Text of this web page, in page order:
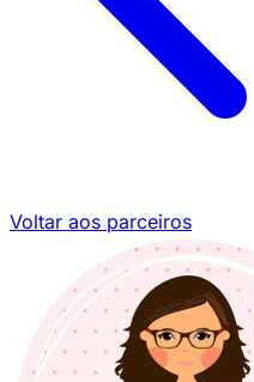
Voltar aos parceiros